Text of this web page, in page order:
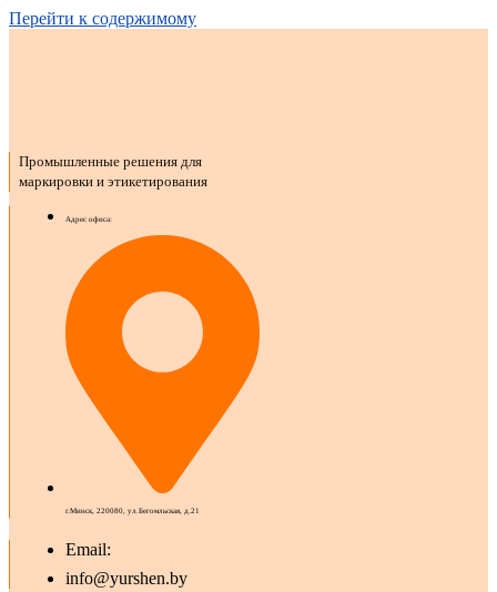
Перейти к содержимому
Промышленные решения для
маркировки и этикетирования
Адрес офиса:
г.Минск, 220080, ул.Бегомльская, д.21
Email:
info@yurshen.by